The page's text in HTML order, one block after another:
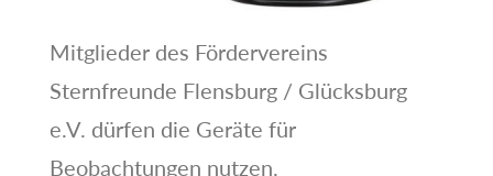
Mitglieder des Fördervereins
Sternfreunde Flensburg / Glücksburg
e.V. dürfen die Geräte für
Beobachtungen nutzen.